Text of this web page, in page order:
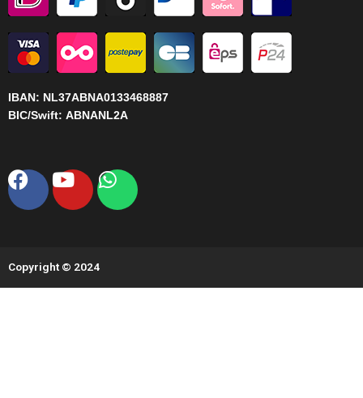
IBAN: NL37ABNA0133468887
BIC/Swift: ABNANL2A
Facebook
YoutubeWhatsapp
Copyright © 2024